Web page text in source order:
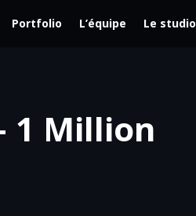
Portfolio L’équipe Le studio
1 Million